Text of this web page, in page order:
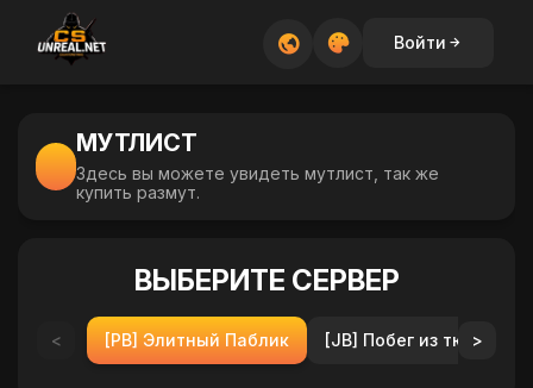
Войти
МУТЛИСТ
Здесь вы можете увидеть мутлист, так же
купить размут.
ВЫБЕРИТЕ СЕРВЕР
< [PB] Элитный Паблик [JB] Побег из тюрьмы
>